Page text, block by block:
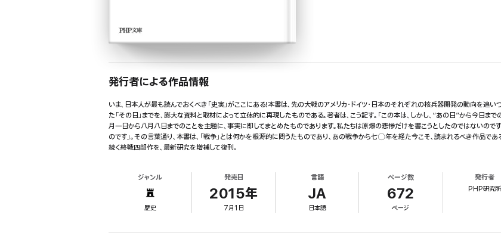
発行者による作品情報
いま、日本人が最も読んでおくべき「史実」がここにある!本書は、先の大戦のアメリカ・ドイツ・日本のそれぞれの核兵器開発の動向を追
た「その日」までを、膨大な資料と取材によって立体的に再現したものである。著者は、こう記す。「この本は、しかし、“あの日”から今日ま
月一日から八月八日までのことを主題に、事実に即してまとめたものであります。私たちは原爆の悲惨だけを書こうとしたのではないので
のです」。その言葉通り、本書は、「戦争」とは何かを根源的に問うたものであり、あの戦争から七〇年を経た今こそ、読まれるべき作品であ
続く終戦四部作を、最新研究を増補して復刊。
ジャンル
歴史
発売日
2015年
7月1日
言語
JA
日本語
ページ数
672
ページ
発行者
PHP研究所